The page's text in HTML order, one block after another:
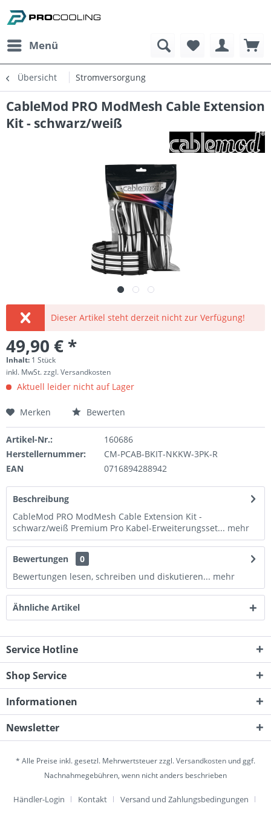
Menü
Übersicht Stromversorgung
CableMod PRO ModMesh Cable Extension
Kit - schwarz/weiß
Dieser Artikel steht derzeit nicht zur Verfügung!
49,90 € *
Inhalt: 1 Stück
inkl. MwSt.zzgl. Versandkosten
Aktuell leider nicht auf Lager
Merken Bewerten
Artikel-Nr.:
160686
Herstellernummer:
CM-PCAB-BKIT-NKKW-3PK-R
EAN
0716894288942
Beschreibung
CableMod PRO ModMesh Cable Extension Kit -
schwarz/weiß Premium Pro Kabel-Erweiterungsset... mehr
Bewertungen
0
Bewertungen lesen, schreiben und diskutieren... mehr
Ähnliche Artikel
Service Hotline
Shop Service
Informationen
Newsletter
* Alle Preise inkl. gesetzl. Mehrwertsteuer zzgl.Versandkosten und ggf.
Nachnahmegebühren, wenn nicht anders beschrieben
Händler-Login Kontakt
Versand und Zahlungsbedingungen